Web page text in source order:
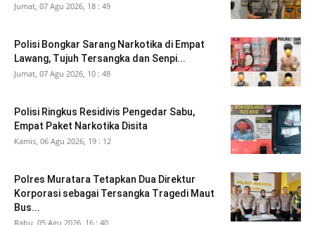
Jumat, 07 Agu 2026, 18 : 49
Polisi Bongkar Sarang Narkotika di Empat
Lawang, Tujuh Tersangka dan Senpi...
Jumat, 07 Agu 2026, 10 : 48
Polisi Ringkus Residivis Pengedar Sabu,
Empat Paket Narkotika Disita
Kamis, 06 Agu 2026, 19 : 12
Polres Muratara Tetapkan Dua Direktur
Korporasi sebagai Tersangka Tragedi Maut
Bus...
Rabu, 05 Agu 2026, 16 : 40